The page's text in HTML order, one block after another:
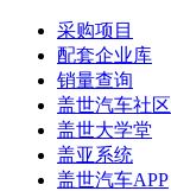
采购项目
配套企业库
销量查询
盖世汽车社区
盖世大学堂
盖亚系统
盖世汽车APP